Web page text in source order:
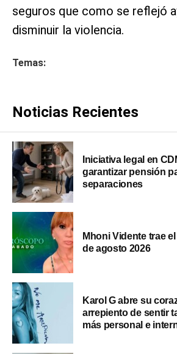
seguros que como se reflejó
disminuir la violencia.
Temas:
Noticias Recientes
Iniciativa legal en
garantizar pensión
separaciones
Mhoni Vidente trae
de agosto 2026
Karol G abre su
arrepiento de sentir
más personal e